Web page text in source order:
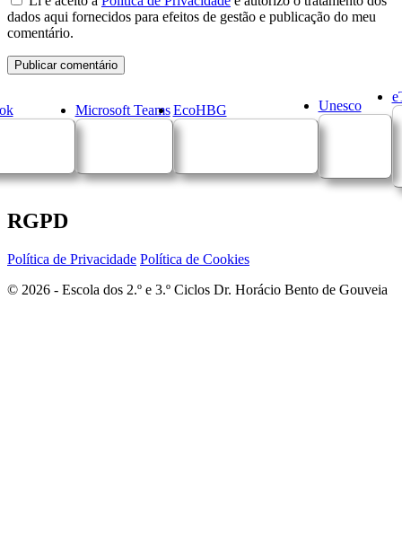
dados aqui fornecidos para efeitos de gestão e publicação do meu
comentário.
Microsoft Teams EcoHBG Unesco
RGPD
Política de Privacidade Política de Cookies
© 2026 - Escola dos 2.º e 3.º Ciclos Dr. Horácio Bento de Gouveia